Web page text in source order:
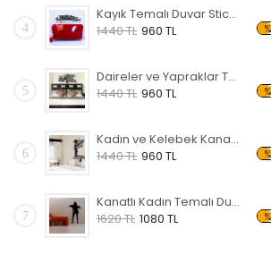
4
Kayık Temalı Duvar Sticker
1440 TL 960 TL
5
Daireler ve Yapraklar Temalı Duvar Sticker
1440 TL 960 TL
6
Kadın ve Kelebek Kanadı Temalı Duvar Sticker
1440 TL 960 TL
7
Kanatlı Kadın Temalı Duvar Sticker
1620 TL 1080 TL